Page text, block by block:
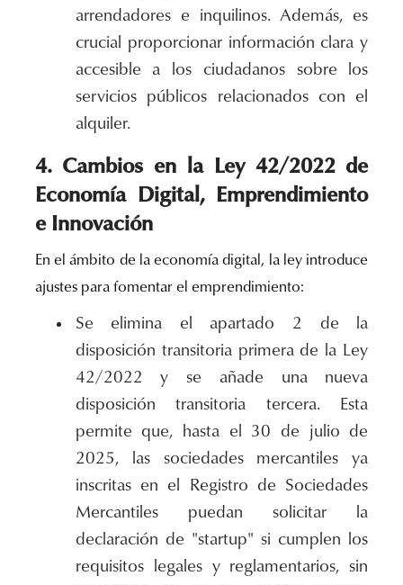
arrendadores e inquilinos. Además, es
crucial proporcionar información clara y
accesible a los ciudadanos sobre los
servicios públicos relacionados con el
alquiler.
4. Cambios en la Ley 42/2022 de
Economía Digital, Emprendimiento
e Innovación
En el ámbito de la economía digital, la ley introduce
ajustes para fomentar el emprendimiento:
Se elimina el apartado 2 de la
disposición transitoria primera de la Ley
42/2022 y se añade una nueva
disposición transitoria tercera. Esta
permite que, hasta el 30 de julio de
2025, las sociedades mercantiles ya
inscritas en el Registro de Sociedades
Mercantiles puedan solicitar la
declaración de "startup" si cumplen los
requisitos legales y reglamentarios, sin